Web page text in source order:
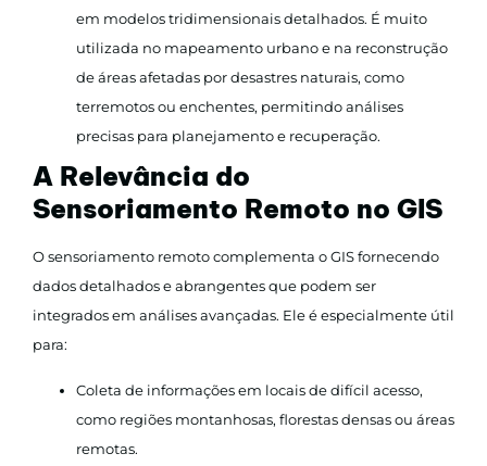
em modelos tridimensionais detalhados. É muito
utilizada no mapeamento urbano e na reconstrução
de áreas afetadas por desastres naturais, como
terremotos ou enchentes, permitindo análises
precisas para planejamento e recuperação.
A Relevância do
Sensoriamento Remoto no GIS
O sensoriamento remoto complementa o GIS fornecendo
dados detalhados e abrangentes que podem ser
integrados em análises avançadas. Ele é especialmente útil
para:
Coleta de informações em locais de difícil acesso,
como regiões montanhosas, florestas densas ou áreas
remotas.